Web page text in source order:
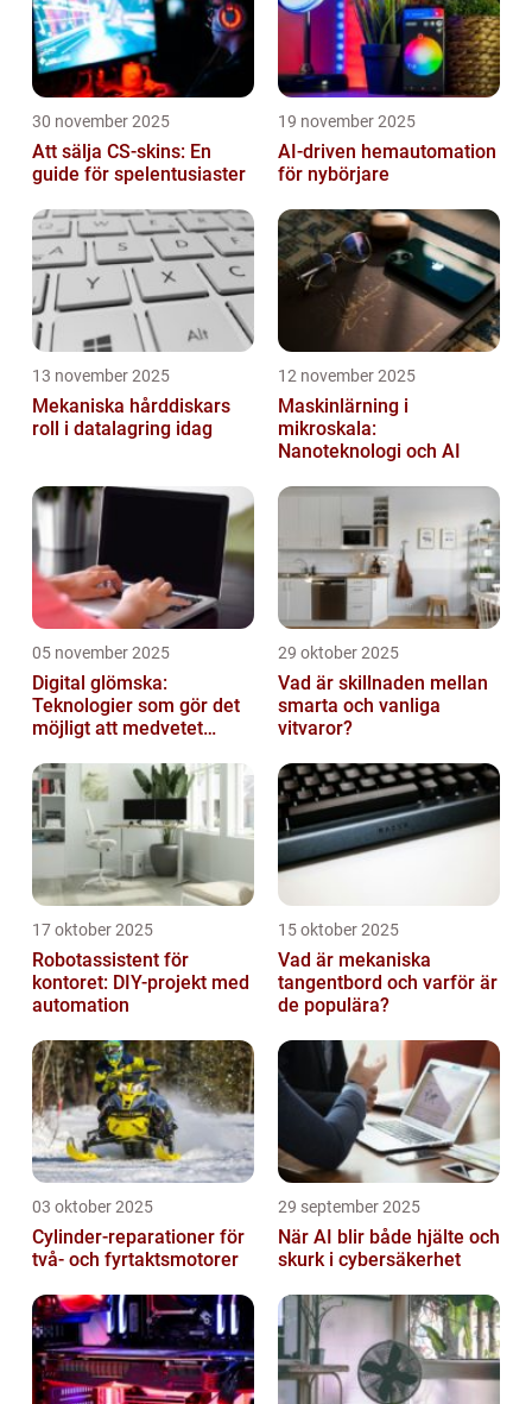
30 november 2025
Att sälja CS-skins: En
guide för spelentusiaster
19 november 2025
AI-driven hemautomation
för nybörjare
13 november 2025
Mekaniska hårddiskars
roll i datalagring idag
12 november 2025
Maskinlärning i
mikroskala:
Nanoteknologi och AI
05 november 2025
Digital glömska:
Teknologier som gör det
möjligt att medvetet
29 oktober 2025
Vad är skillnaden mellan
smarta och vanliga
vitvaror?
17 oktober 2025
Robotassistent för
kontoret: DIY-projekt med
automation
15 oktober 2025
Vad är mekaniska
tangentbord och varför är
de populära?
03 oktober 2025
Cylinder-reparationer för
två- och fyrtaktsmotorer
29 september 2025
När AI blir både hjälte och
skurk i cybersäkerhet